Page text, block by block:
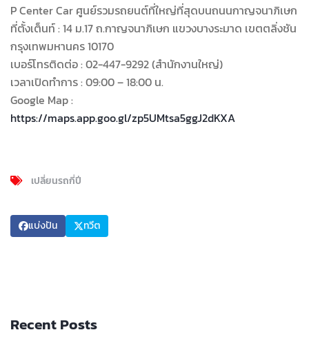
P Center Car ศูนย์รวมรถยนต์ที่ใหญ่ที่สุดบนถนนกาญจนาภิเษก
ที่ตั้งเต็นท์ : 14 ม.17 ถ.กาญจนาภิเษก แขวงบางระมาด เขตตลิ่งชัน
กรุงเทพมหานคร 10170
เบอร์โทรติดต่อ : 02-447-9292 (สำนักงานใหญ่)
เวลาเปิดทำการ : 09:00 – 18:00 น.
Google Map :
https://maps.app.goo.gl/zp5UMtsa5ggJ2dKXA
เปลี่ยนรถกี่ปี
แบ่งปัน ทวีต
Recent Posts